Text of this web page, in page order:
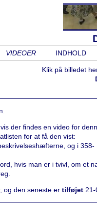
VIDEOER INDHOLD
Klik på billedet
der findes en video for
for at få den vist:
og i 358-
hvis man er i tvivl, om et
og den seneste er tilføjet